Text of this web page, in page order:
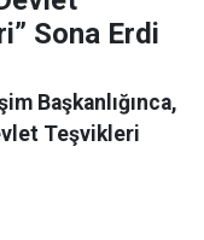
Sona Erdi
Başkanlığınca,
Teşvikleri